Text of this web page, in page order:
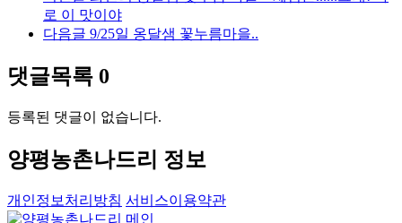
로 이 맛이야
다음글 9/25일 옹달샘 꽃누름마을..
댓글목록 0
등록된 댓글이 없습니다.
양평농촌나드리 정보
개인정보처리방침 서비스이용약관